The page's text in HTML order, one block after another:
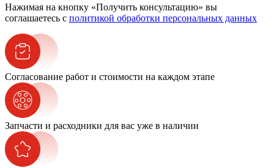
Нажимая на кнопку «Получить консультацию» вы
соглашаетесь с политикой обработки персональных данных
Согласование работ и стоимости на каждом этапе
Запчасти и расходники для вас уже в наличии